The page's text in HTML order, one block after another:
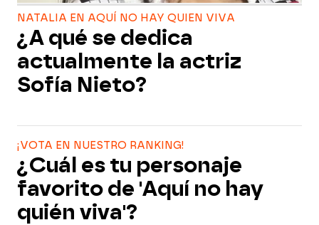
NATALIA EN AQUÍ NO HAY QUIEN VIVA
¿A qué se dedica
actualmente la actriz
Sofía Nieto?
¡VOTA EN NUESTRO RANKING!
¿Cuál es tu personaje
favorito de 'Aquí no hay
quién viva'?